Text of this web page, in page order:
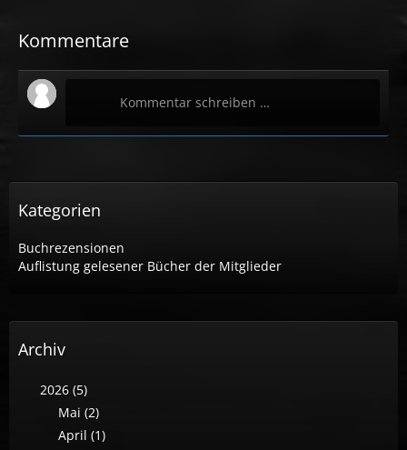
Kommentare
Kommentar schreiben …
Kategorien
Buchrezensionen
Auflistung gelesener Bücher der Mitglieder
Archiv
2026 (5)
Mai (2)
April (1)